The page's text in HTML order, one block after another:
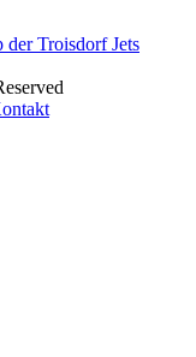
der Troisdorf Jets